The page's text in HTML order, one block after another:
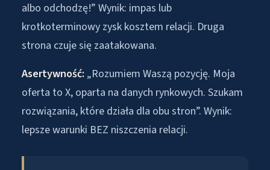
albo odchodzę!” Wynik: impas lub
krotkoterminowy zysk kosztem relacji. Druga
strona czuje się zaatakowana.
Asertywność: „Rozumiem Waszą pozycję. Moja
oferta to X, oparta na danych rynkowych. Szukam
rozwiązania, które działa dla obu stron”. Wynik:
lepsze warunki BEZ niszczenia relacji.